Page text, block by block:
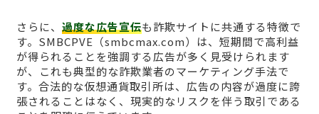
さらに、 過度な広告宣伝も詐欺サイトに共通する特徴で
す。SMBCPVE（smbcmax.com）は、短期間で高利益
が得られることを強調する広告が多く見受けられます
が、これも典型的な詐欺業者のマーケティング手法で
す。合法的な仮想通貨取引所は、広告の内容が過度に誇
張されることはなく、現実的なリスクを伴う取引である